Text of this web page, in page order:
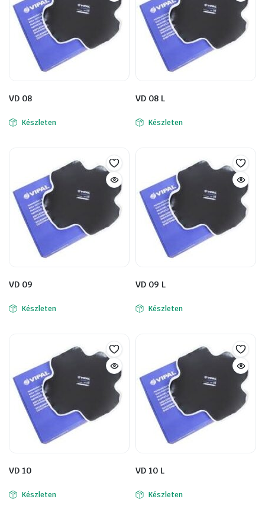
VD 08
Készleten
VD 08 L
Készleten
VD 09
Készleten
VD 09 L
Készleten
VD 10
Készleten
VD 10 L
Készleten